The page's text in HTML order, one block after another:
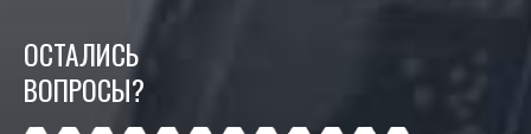
ОСТАЛИСЬ
ВОПРОСЫ?